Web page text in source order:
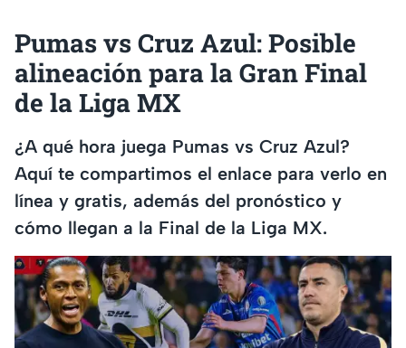
Pumas vs Cruz Azul: Posible
alineación para la Gran Final
de la Liga MX
¿A qué hora juega Pumas vs Cruz Azul?
Aquí te compartimos el enlace para verlo en
línea y gratis, además del pronóstico y
cómo llegan a la Final de la Liga MX.